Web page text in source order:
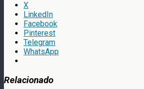
X
LinkedIn
Facebook
Pinterest
Telegram
WhatsApp
Relacionado